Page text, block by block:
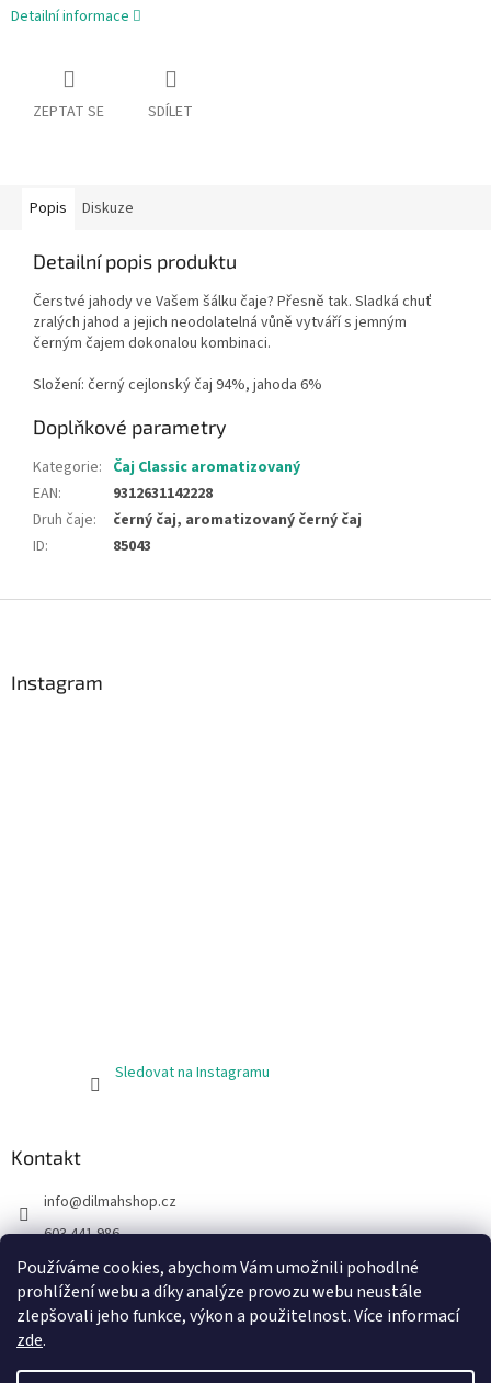
Používáme cookies, abychom Vám umožnili pohodlné
prohlížení webu a díky analýze provozu webu neustále
zlepšovali jeho funkce, výkon a použitelnost. Více informací
zde.
Detailní informace
ZEPTAT SE SDÍLET
Popis Diskuze
Detailní popis produktu
Čerstvé jahody ve Vašem šálku čaje? Přesně tak. Sladká chuť
zralých jahod a jejich neodolatelná vůně vytváří s jemným
černým čajem dokonalou kombinaci.
Složení: černý cejlonský čaj 94%, jahoda 6%
Doplňkové parametry
Kategorie: Čaj Classic aromatizovaný
EAN:
9312631142228
Druh čaje:
černý čaj, aromatizovaný černý čaj
ID: 85043
Instagram
Sledovat na Instagramu
Kontakt
info@dilmahshop.cz
603 441 986
603 890 398
https://www.facebook.com/cejlonskycaj